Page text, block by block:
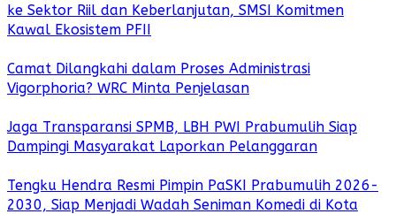
ke Sektor Riil dan Keberlanjutan, SMSI Komitmen
Kawal Ekosistem PFII
Camat Dilangkahi dalam Proses Administrasi
Vigorphoria? WRC Minta Penjelasan
Jaga Transparansi SPMB, LBH PWI Prabumulih Siap
Dampingi Masyarakat Laporkan Pelanggaran
Tengku Hendra Resmi Pimpin PaSKI Prabumulih 2026-
2030, Siap Menjadi Wadah Seniman Komedi di Kota